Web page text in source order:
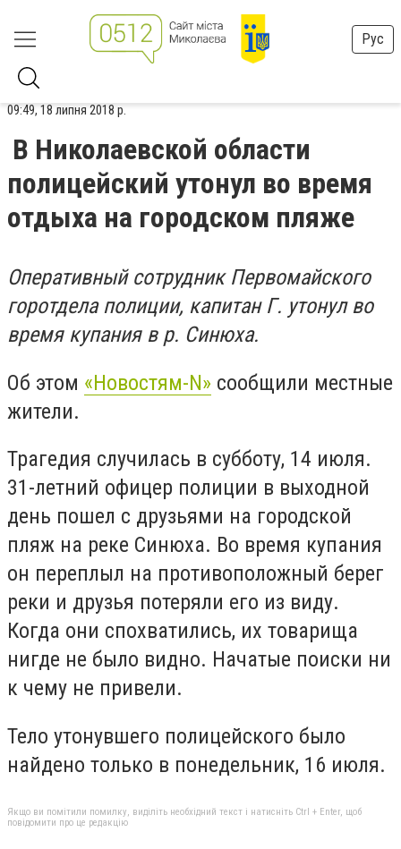
Рус
09:49, 18 липня 2018 р.
В Николаевской области
полицейский утонул во время
отдыха на городском пляже
Оперативный сотрудник Первомайского
горотдела полиции, капитан Г. утонул во
время купания в р. Синюха.
Об этом «Новостям-N» сообщили местные
жители.
Трагедия случилась в субботу, 14 июля.
31-летний офицер полиции в выходной
день пошел с друзьями на городской
пляж на реке Синюха. Во время купания
он переплыл на противоположный берег
реки и друзья потеряли его из виду.
Когда они спохватились, их товарища
нигде не было видно. Начатые поиски ни
к чему не привели.
Тело утонувшего полицейского было
найдено только в понедельник, 16 июля.
Якщо ви помітили помилку, виділіть необхідний текст і натисніть Ctrl + Enter, щоб
повідомити про це редакцію